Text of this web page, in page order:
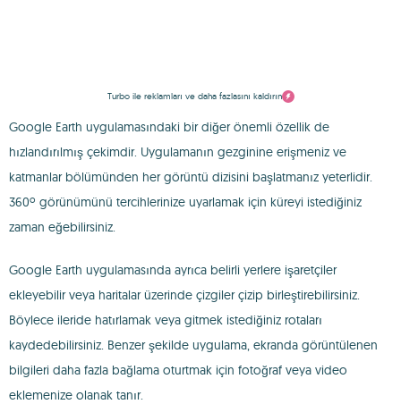
Turbo ile reklamları ve daha fazlasını kaldırın
Google Earth uygulamasındaki bir diğer önemli özellik de
hızlandırılmış çekimdir. Uygulamanın gezginine erişmeniz ve
katmanlar bölümünden her görüntü dizisini başlatmanız yeterlidir.
360º görünümünü tercihlerinize uyarlamak için küreyi istediğiniz
zaman eğebilirsiniz.
Google Earth uygulamasında ayrıca belirli yerlere işaretçiler
ekleyebilir veya haritalar üzerinde çizgiler çizip birleştirebilirsiniz.
Böylece ileride hatırlamak veya gitmek istediğiniz rotaları
kaydedebilirsiniz. Benzer şekilde uygulama, ekranda görüntülenen
bilgileri daha fazla bağlama oturtmak için fotoğraf veya video
eklemenize olanak tanır.